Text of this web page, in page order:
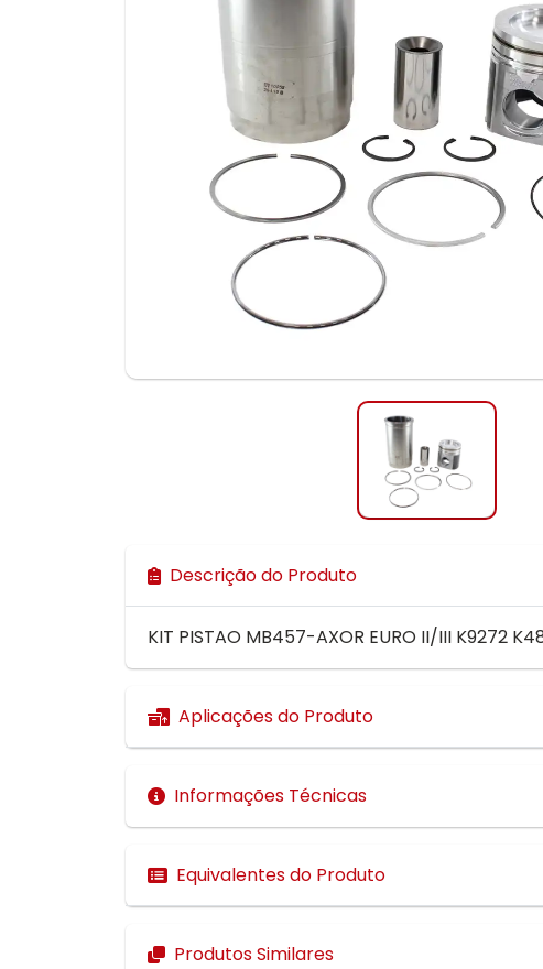
Descrição do Produto
KIT PISTAO MB457-AXOR EURO II/III K9272
Aplicações do Produto
Informações Técnicas
Equivalentes do Produto
Produtos Similares